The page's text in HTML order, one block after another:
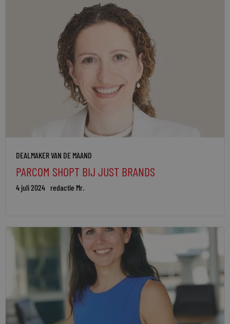
DEALMAKER VAN DE MAAND
PARCOM SHOPT BIJ JUST BRANDS
4 juli 2024 redactie Mr.